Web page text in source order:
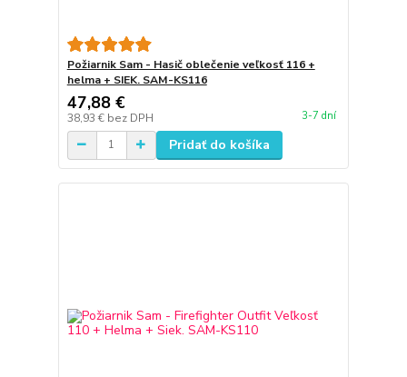
Požiarnik Sam - Hasič oblečenie veľkosť 116 +
helma + SIEK. SAM-KS116
47,88 €
38,93 € bez DPH 3-7 dní
Pridať do košíka